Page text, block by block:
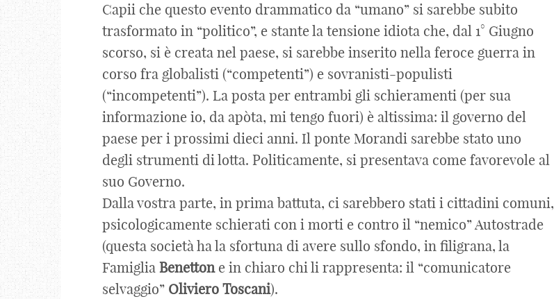
Capii che questo evento drammatico da “umano” si sarebbe subito
trasformato in “politico”, e stante la tensione idiota che, dal 1° Giugno
scorso, si è creata nel paese, si sarebbe inserito nella feroce guerra in
corso fra globalisti (“competenti”) e sovranisti-populisti
(“incompetenti”). La posta per entrambi gli schieramenti (per sua
informazione io, da apòta, mi tengo fuori) è altissima: il governo del
paese per i prossimi dieci anni. Il ponte Morandi sarebbe stato uno
degli strumenti di lotta. Politicamente, si presentava come favorevole al
suo Governo.
Dalla vostra parte, in prima battuta, ci sarebbero stati i cittadini comuni,
psicologicamente schierati con i morti e contro il “nemico” Autostrade
(questa società ha la sfortuna di avere sullo sfondo, in filigrana, la
Famiglia Benettone in chiaro chi li rappresenta: il “comunicatore
selvaggio” Oliviero Toscani).